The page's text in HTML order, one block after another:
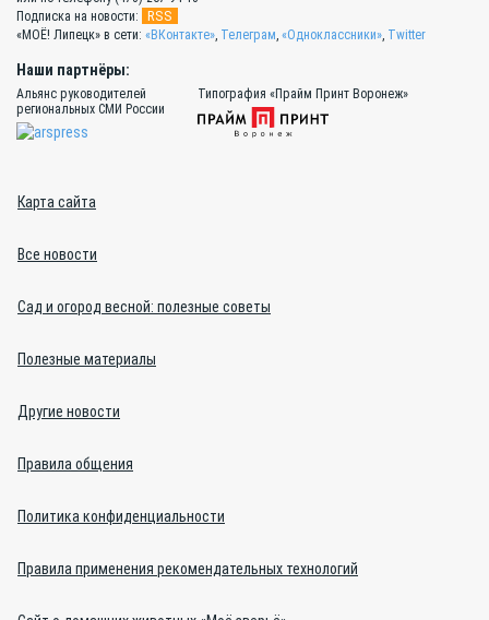
Подписка на новости:
RSS
«МОЁ! Липецк» в сети: «ВКонтакте» Телеграм «Одноклассники» Twitter
Наши партнёры:
Альянс руководителей
региональных СМИ России
Типография «Прайм Принт Воронеж»
Карта сайта
Все новости
Сад и огород весной: полезные советы
Полезные материалы
Другие новости
Правила общения
Политика конфиденциальности
Правила применения рекомендательных технологий